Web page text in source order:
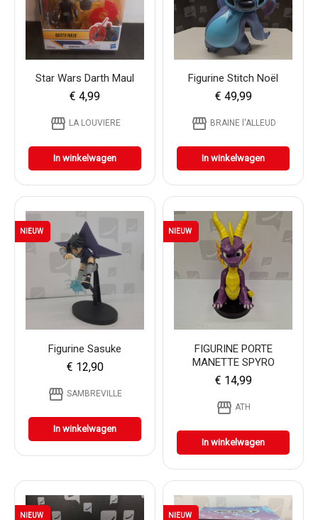
Star Wars Darth Maul
€ 4,99
storefront LA LOUVIERE
In winkelwagen
Figurine Stitch Noël
€ 49,99
storefront BRAINE l'ALLEUD
In winkelwagen
Figurine Sasuke
€ 12,90
storefront SAMBREVILLE
In winkelwagen
NIEUW
FIGURINE PORTE
MANETTE SPYRO
€ 14,99
storefront ATH
In winkelwagen
NIEUW
NIEUW NIEUW